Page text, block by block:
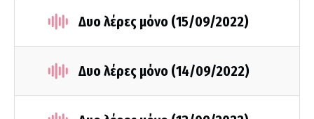
Δυο λέρες μόνο (15/09/2022)
Δυο λέρες μόνο (14/09/2022)